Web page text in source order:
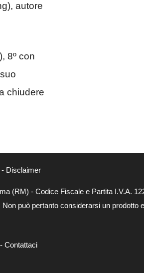
autore
8º con
chiudere
Disclaimer
(RM) - Codice Fiscale e Partita I.V.A.
può pertanto considerarsi un prodotto
Contattaci